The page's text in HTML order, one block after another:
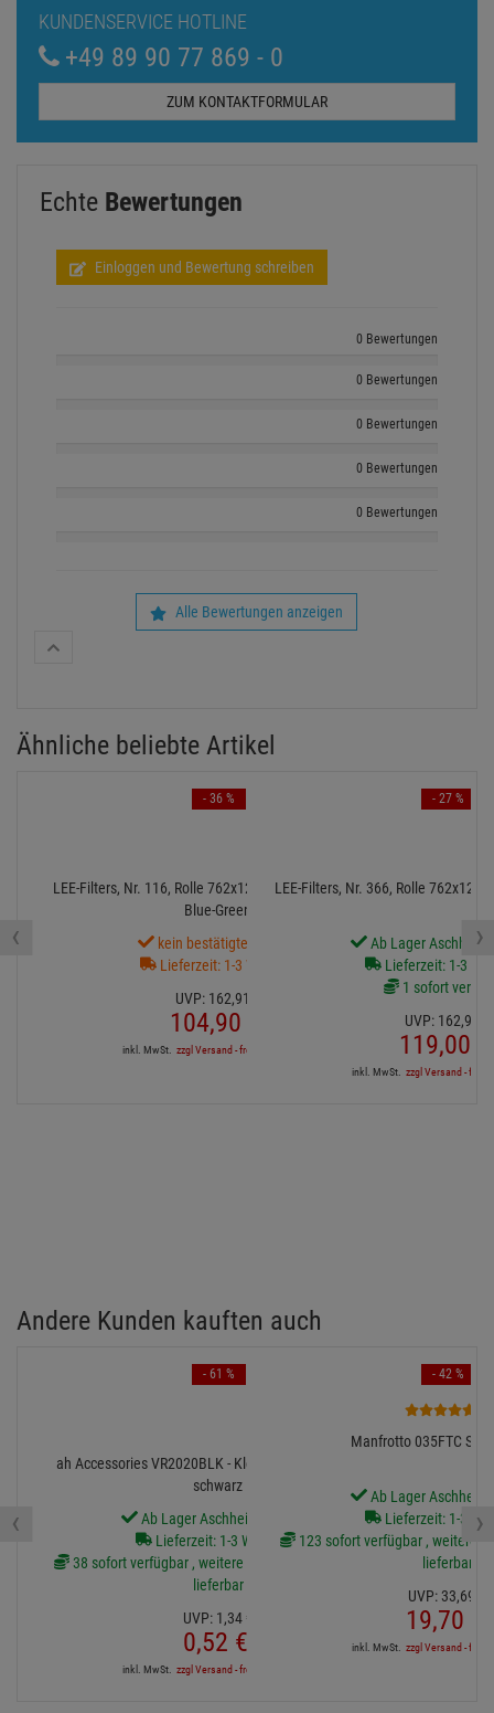
KUNDENSERVICE HOTLINE
+49 89 90 77 869 - 0
ZUM KONTAKTFORMULAR
Echte Bewertungen
Einloggen und Bewertung schreiben
0 Bewertungen
0 Bewertungen
0 Bewertungen
0 Bewertungen
0 Bewertungen
Alle Bewertungen anzeigen
Ähnliche beliebte Artikel
LEE-Filters, Nr. 116, Rolle 762x122cm,normal, Medium
Blue-Green
kein bestätigter Termin
Lieferzeit: 1-3 Wochen
UVP: 162,91
104,90
inkl. MwSt. zzgl Versand - frei ab 90,-€ in DE
- 36 %
LEE-Filters, Nr. 366, Rolle
Ab Lager
Lieferzeit: 1-3
1 sofort
UVP: 162,91
119,00
inkl. MwSt. zzgl Versand - frei
- 27 %
‹ ›
Andere Kunden kauften auch
ah Accessories VR2020BLK - Klett Kabelbinder 20 cm
schwarz
Ab Lager Aschheim lieferbar
Lieferzeit: 1-3 Werktage
38 sofort verfügbar , weitere Artikel ab Zentrallager
lieferbar
UVP: 1,34 €
0,52 €
inkl. MwSt. zzgl Versand - frei ab 90,-€ in DE
- 61 %
Manfrotto 035FTC
Ab Lager
Lieferzeit: 1-3
123 sofort verfügbar , weitere
lieferbar
UVP: 33,69
19,70
inkl. MwSt. zzgl Versand - frei
- 42 %
‹ ›